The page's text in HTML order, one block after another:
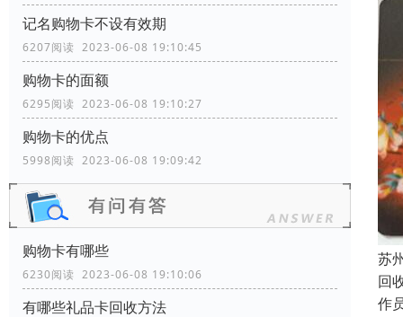
记名购物卡不设有效期
6207阅读 2023-06-08 19:10:45
购物卡的面额
6295阅读 2023-06-08 19:10:27
购物卡的优点
5998阅读 2023-06-08 19:09:42
购物卡有哪些
6230阅读 2023-06-08 19:10:06
有哪些礼品卡回收方法
苏
回
作